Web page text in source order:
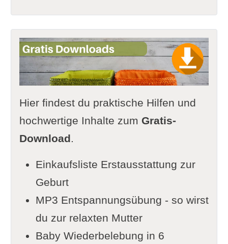
Hier findest du praktische Hilfen und
hochwertige Inhalte zum Gratis-
Download.
Einkaufsliste Erstausstattung zur
Geburt
MP3 Entspannungsübung - so wirst
du zur relaxten Mutter
Baby Wiederbelebung in 6